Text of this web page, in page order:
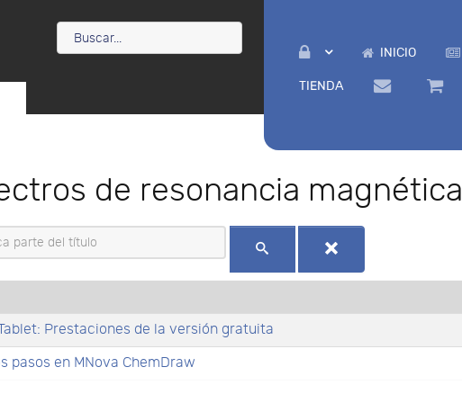
INICIO
TIENDA
de resonancia magnética
parte del título
Prestaciones de la versión gratuita
pasos en MNova ChemDraw